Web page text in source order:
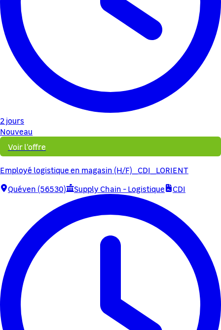
2 jours
Nouveau
Voir l'offre
Employé logistique en magasin (H/F)_CDI_LORIENT
Quéven (56530)
Supply Chain - Logistique CDI